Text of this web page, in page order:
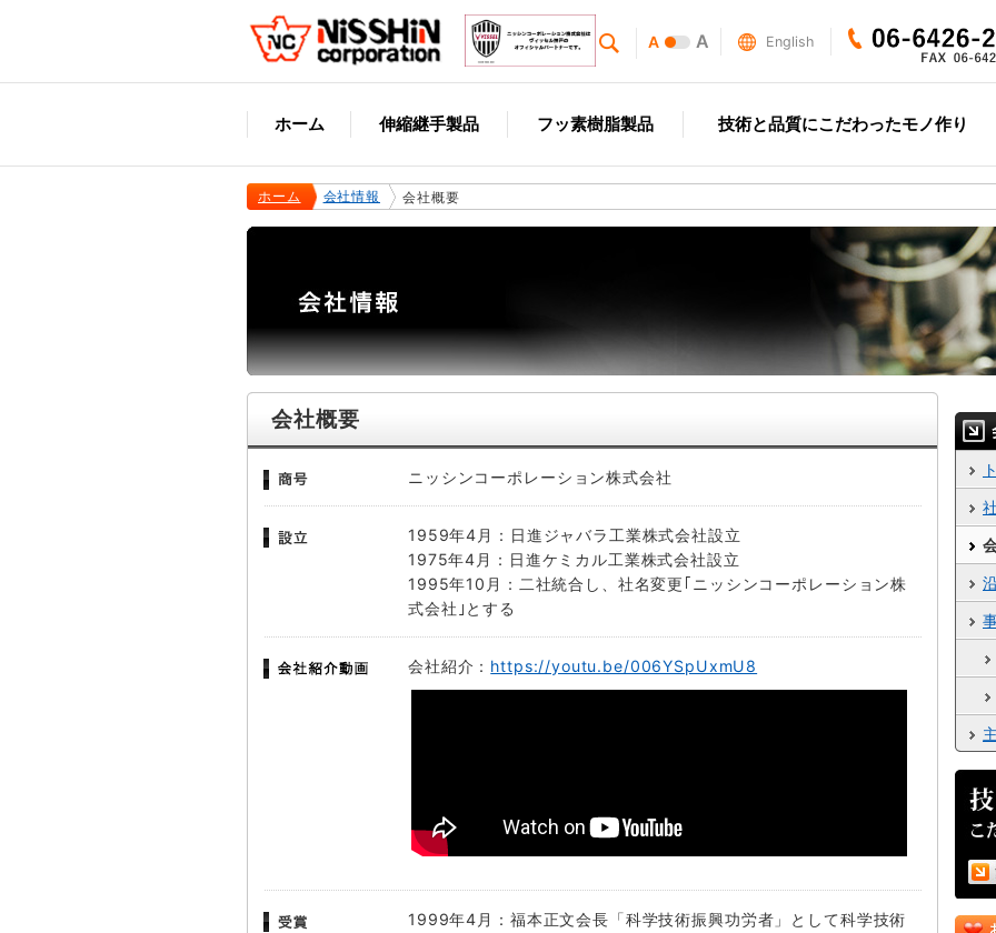
ホーム 伸縮継手製品 フッ素樹脂製品 技術と品質にこだわったモノ作り
A A English
ホーム 会社情報 会社概要
会社概要
ニッシンコーポレーション株式会社
1959年4月：日進ジャバラ工業株式会社設立
1975年4月：日進ケミカル工業株式会社設立
1995年10月：二社統合し、社名変更｢ニッシンコーポレーション株
式会社｣とする
会社紹介： https://youtu.be/006YSpUxmU8
1999年4月：福本正文会長「科学技術振興功労者」として科学技術